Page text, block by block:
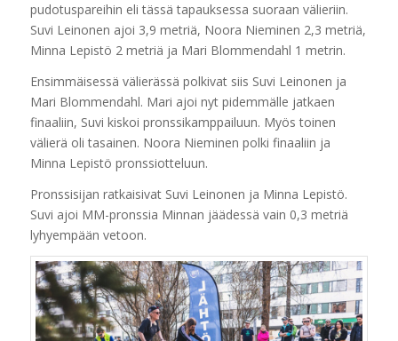
pudotuspareihin eli tässä tapauksessa suoraan välieriin.
Suvi Leinonen ajoi 3,9 metriä, Noora Nieminen 2,3 metriä,
Minna Lepistö 2 metriä ja Mari Blommendahl 1 metrin.
Ensimmäisessä välierässä polkivat siis Suvi Leinonen ja
Mari Blommendahl. Mari ajoi nyt pidemmälle jatkaen
finaaliin, Suvi kiskoi pronssikamppailuun. Myös toinen
välierä oli tasainen. Noora Nieminen polki finaaliin ja
Minna Lepistö pronssiotteluun.
Pronssisijan ratkaisivat Suvi Leinonen ja Minna Lepistö.
Suvi ajoi MM-pronssia Minnan jäädessä vain 0,3 metriä
lyhyempään vetoon.